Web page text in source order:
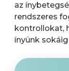
az
rendszeres
kontrollokat,
ínyünk